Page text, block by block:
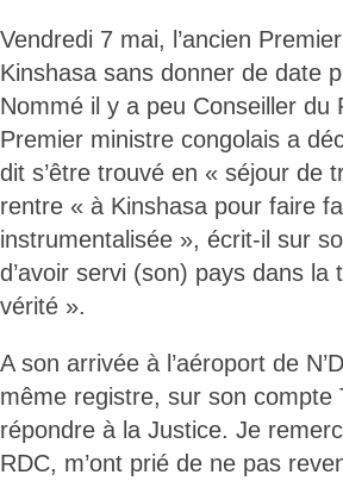
Vendredi 7 mai, l’ancien
Kinshasa sans donner de date
Nommé il y a peu Conseiller du
Premier ministre congolais a
dit s’être trouvé en « séjour de
rentre « à Kinshasa pour faire
instrumentalisée », écrit-il sur
d’avoir servi (son) pays dans
vérité ».
A son arrivée à l’aéroport de
même registre, sur son compte
répondre à la Justice. Je
RDC, m’ont prié de ne pas